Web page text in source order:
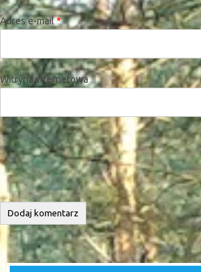
Adres e-mail*
Witryna internetowa